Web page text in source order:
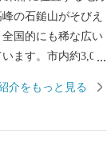
の石鎚山がそびえ
国的にも稀な広い
ます。市内約3,000
水で生活していま
介をもっと見る